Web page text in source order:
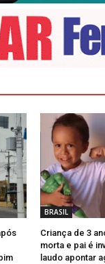
BRASIL
Criança de 3
morta e pai é
laudo apontar